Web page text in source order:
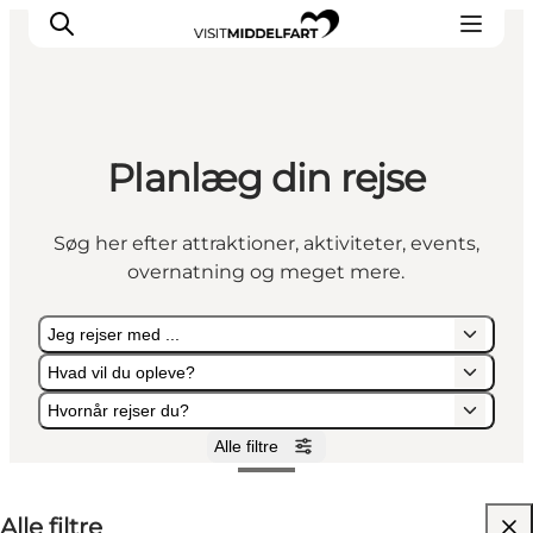
Oplevelser
Mad og drikke
Overnatning
Book oplevelse
Møde og Konference
Planlæg din rejse
Søg her efter attraktioner, aktiviteter, events,
overnatning og meget mere.
Jeg rejser med ...
Hvad vil du opleve?
Hvornår rejser du?
Alle filtre
Jeg rejser med ...
Hvad vil du opleve?
Hvornår rejser du?
Alle filtre